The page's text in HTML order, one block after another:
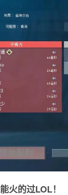
火的过LOL！